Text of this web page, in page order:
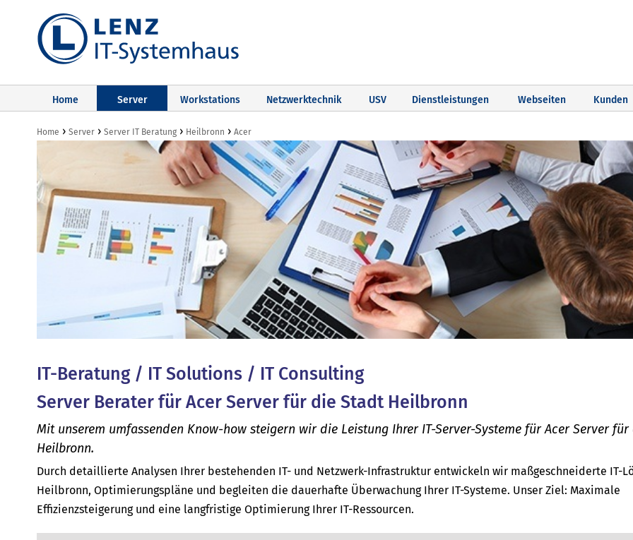
Home Server Workstations Netzwerktechnik USV Dienstleistungen Webseiten Kunden
Home › Server › Server IT Beratung › Heilbronn › Acer
IT-Beratung / IT Solutions / IT Consulting
Server Berater für Acer Server für die Stadt Heilbronn
Mit unserem umfassenden Know-how steigern wir die Leistung Ihrer IT-Server-Systeme für Acer Server
Heilbronn.
Durch detaillierte Analysen Ihrer bestehenden IT- und Netzwerk-Infrastruktur entwickeln wir maßgeschneiderte IT-
Heilbronn, Optimierungspläne und begleiten die dauerhafte Überwachung Ihrer IT-Systeme. Unser Ziel: Maximale
Effizienzsteigerung und eine langfristige Optimierung Ihrer IT-Ressourcen.